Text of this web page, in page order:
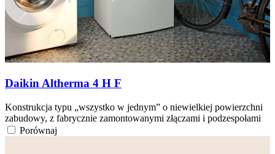
Daikin Altherma 4 H F
Konstrukcja typu „wszystko w jednym” o niewielkiej powierzchni
zabudowy, z fabrycznie zamontowanymi złączami i podzespołami
Porównaj